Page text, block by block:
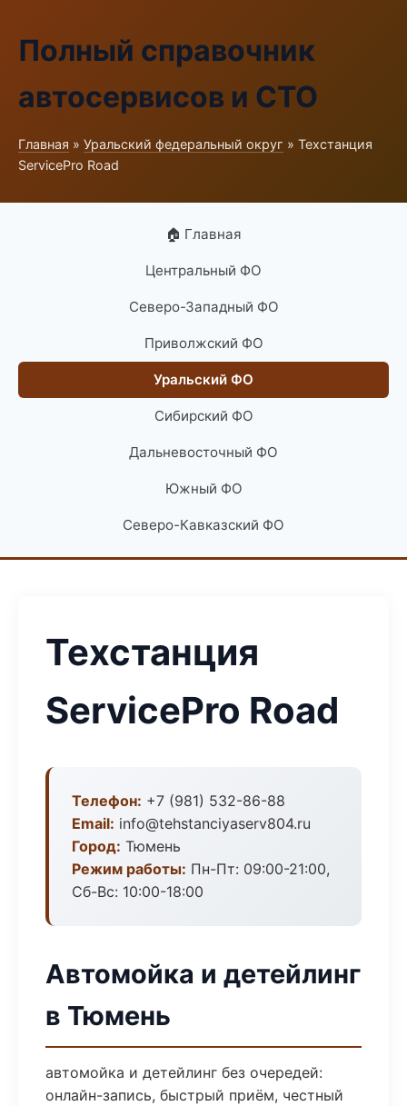
Полный справочник
автосервисов и СТО
Главная » Уральский федеральный округ » Техстанция
ServicePro Road
🏠 Главная
Центральный ФО
Северо-Западный ФО
Приволжский ФО
Уральский ФО
Сибирский ФО
Дальневосточный ФО
Южный ФО
Северо-Кавказский ФО
Техстанция
ServicePro Road
Телефон: +7 (981) 532-86-88
Email: info@tehstanciyaserv804.ru
Город: Тюмень
Режим работы: Пн-Пт: 09:00-21:00,
Сб-Вс: 10:00-18:00
Автомойка и детейлинг
в Тюмень
автомойка и детейлинг без очередей:
онлайн-запись, быстрый приём, честный